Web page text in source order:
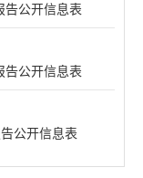
告公开信息表
告公开信息表
公开信息表